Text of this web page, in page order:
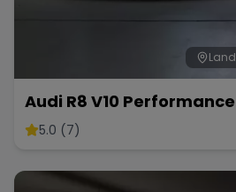
Audi R8 V10
5.0 (7)